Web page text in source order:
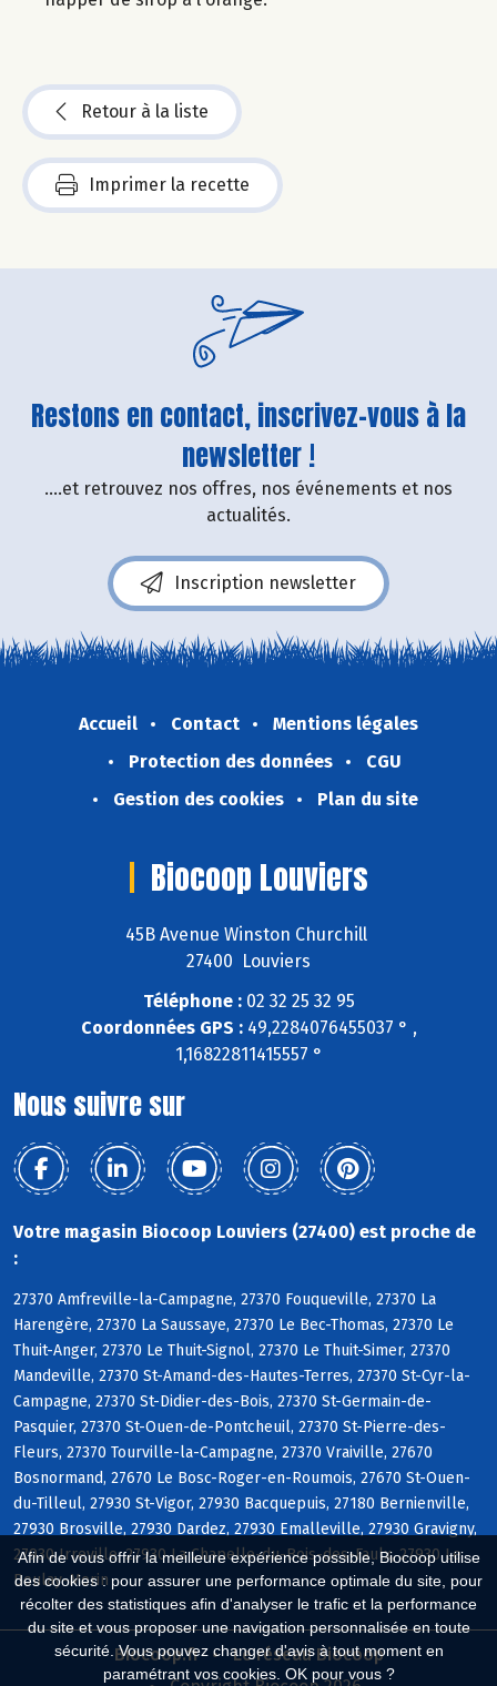
Afin de vous offrir la meilleure expérience possible, Biocoop utilise
des cookies : pour assurer une performance optimale du site, pour
récolter des statistiques afin d'analyser le trafic et la performance
du site et vous proposer une navigation personnalisée en toute
sécurité. Vous pouvez changer d'avis à tout moment en
paramétrant vos cookies. OK pour vous ?
Retour à la liste
Imprimer la recette
Restons en contact, inscrivez-vous à la
newsletter !
....et retrouvez nos offres, nos événements et nos
actualités.
Inscription newsletter
Accueil Contact
Mentions légales
Protection des données
CGU
Gestion des cookies
Plan du site
Biocoop Louviers
45B Avenue Winston Churchill
27400 Louviers
Téléphone :02 32 25 32 95
Coordonnées GPS :49,2284076455037 ° ,
1,16822811415557 °
Nous suivre sur
Votre magasin Biocoop Louviers (27400) est proche de
:
27370 Amfreville-la-Campagne, 27370 Fouqueville, 27370 La
Harengère, 27370 La Saussaye, 27370 Le Bec-Thomas, 27370 Le
Thuit-Anger, 27370 Le Thuit-Signol, 27370 Le Thuit-Simer, 27370
Mandeville, 27370 St-Amand-des-Hautes-Terres, 27370 St-Cyr-la-
Campagne, 27370 St-Didier-des-Bois, 27370 St-Germain-de-
Pasquier, 27370 St-Ouen-de-Pontcheuil, 27370 St-Pierre-des-
Fleurs, 27370 Tourville-la-Campagne, 27370 Vraiville, 27670
Bosnormand, 27670 Le Bosc-Roger-en-Roumois, 27670 St-Ouen-
du-Tilleul, 27930 St-Vigor, 27930 Bacquepuis, 27180 Bernienville,
27930 Brosville, 27930 Dardez, 27930 Emalleville, 27930 Gravigny,
27930 Irreville, 27930 La Chapelle-du-Bois-des-Faulx, 27930 Le
Boulay-Morin
Biocoop.fr
Le réseau Biocoop